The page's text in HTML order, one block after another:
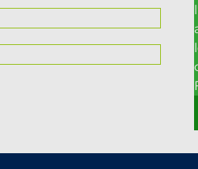
l'